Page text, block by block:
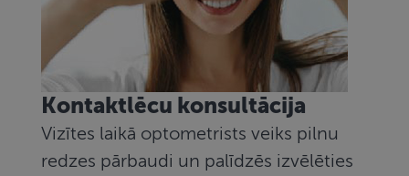
Kontaktlēcu konsultācija
Vizītes laikā optometrists veiks pilnu
redzes pārbaudi un palīdzēs izvēlēties